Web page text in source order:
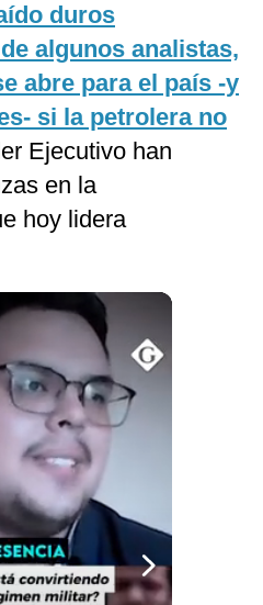
duros
algunos analistas,
abre para el país -y
si la petrolera no
Ejecutivo han
en la
hoy lidera